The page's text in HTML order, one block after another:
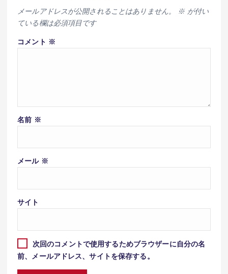
メールアドレスが公開されることはありません。 ※が付い
ている欄は必須項目です
コメント ※
名前 ※
メール ※
サイト
次回のコメントで使用するためブラウザーに自分の名
前、メールアドレス、サイトを保存する。